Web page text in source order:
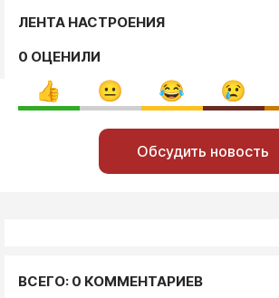
ЛЕНТА НАСТРОЕНИЯ
0 ОЦЕНИЛИ
Обсудить новость
ВСЕГО: 0 КОММЕНТАРИЕВ